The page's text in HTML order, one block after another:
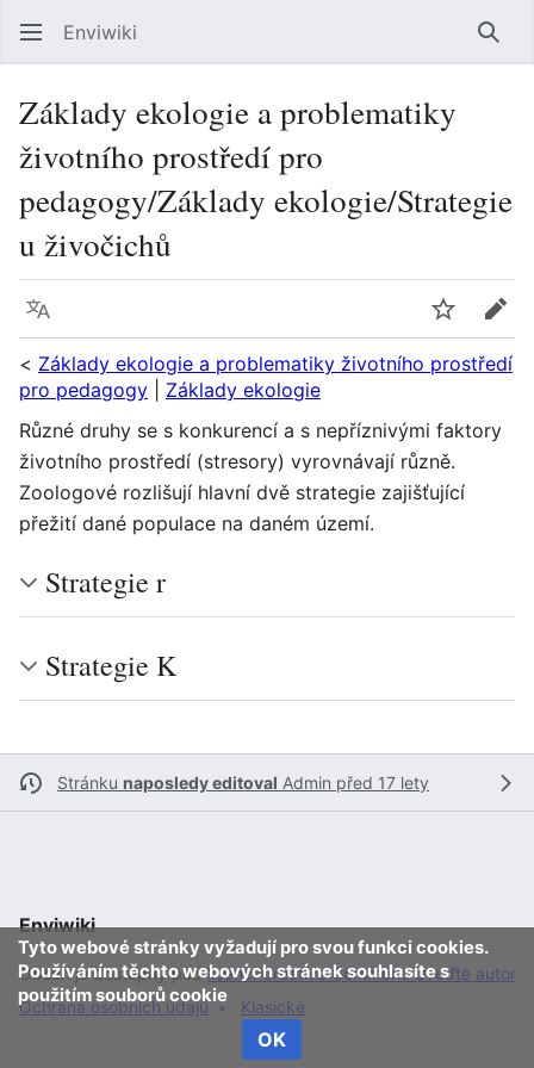
Enviwiki
Základy ekologie a problematiky
životního prostředí pro
pedagogy/Základy ekologie/Strategie
u živočichů
Jazyk Sledovat
< Základy ekologie a problematiky životního prostředí
pro pedagogy
Základy ekologie
Různé druhy se s konkurencí a s nepříznivými faktory
životního prostředí (stresory) vyrovnávají různě.
Zoologové rozlišují hlavní dvě strategie zajišťující
přežití dané populace na daném území.
Strategie r
Strategie K
Stránku naposledy editoval Admin před 17 lety
Tyto webové stránky vyžadují pro svou funkci cookies.
Používáním těchto webových stránek souhlasíte s
použitím souborů cookie
OK
Enviwiki
Obsah je dostupný podlicencí Creative Commons Uveďte
Ochrana osobních údajů
Klasické